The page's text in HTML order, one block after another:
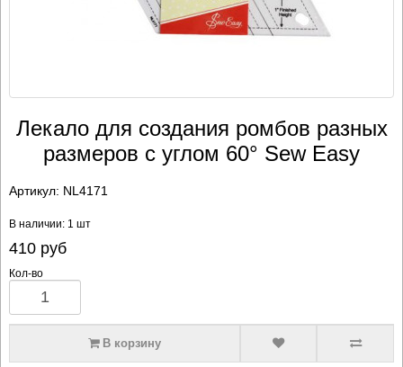
Лекало для создания ромбов разных
размеров с углом 60° Sew Easy
Артикул: NL4171
В наличии: 1 шт
410руб
Кол-во
В корзину